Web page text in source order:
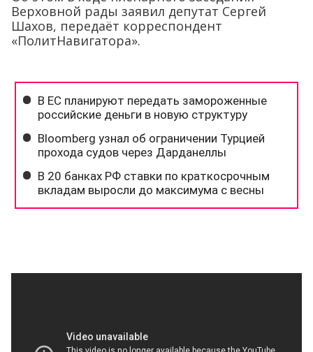
Верховной рады заявил депутат Сергей
Шахов, передаёт корреспондент
«ПолитНавигатора».